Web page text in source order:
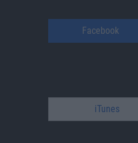
Facebook
iTunes